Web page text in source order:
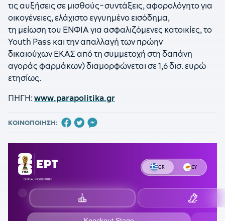
τις αυξήσεις σε μισθούς-συντάξεις, αφορολόγητο για
οικογένειες, ελάχιστο εγγυημένο εισόδημα,
τη μείωση του ΕΝΦΙΑ για ασφαλιζόμενες κατοικίες, το
Youth Pass και την απαλλαγή των πρώην
δικαιούχων ΕΚΑΣ από τη συμμετοχή στη δαπάνη
αγοράς φαρμάκων) διαμορφώνεται σε 1,6 δισ. ευρώ
ετησίως.
ΠΗΓΗ: www.parapolitika.gr
ΚΟΙΝΟΠΟΙΗΣΗ: